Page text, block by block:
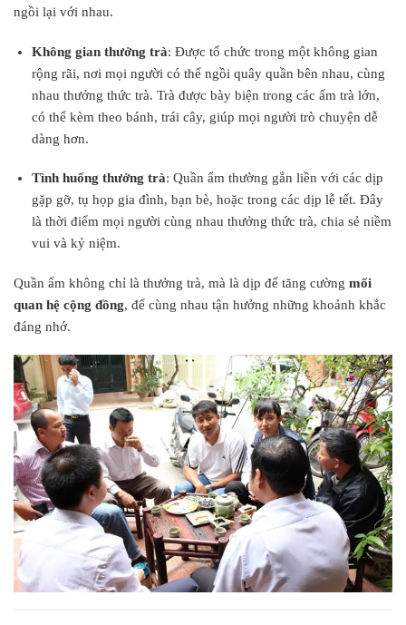
ngồi lại với nhau.
Không gian thưởng trà: Được tổ chức trong một không gian
rộng rãi, nơi mọi người có thể ngồi quây quần bên nhau, cùng
nhau thưởng thức trà. Trà được bày biện trong các ấm trà lớn,
có thể kèm theo bánh, trái cây, giúp mọi người trò chuyện dễ
dàng hơn.
Tình huống thưởng trà: Quần ẩm thường gắn liền với các dịp
gặp gỡ, tụ họp gia đình, bạn bè, hoặc trong các dịp lễ tết. Đây
là thời điểm mọi người cùng nhau thưởng thức trà, chia sẻ niềm
vui và kỷ niệm.
Quần ẩm không chỉ là thưởng trà, mà là dịp để tăng cường mối
quan hệ cộng đồng, để cùng nhau tận hưởng những khoảnh khắc
đáng nhớ.